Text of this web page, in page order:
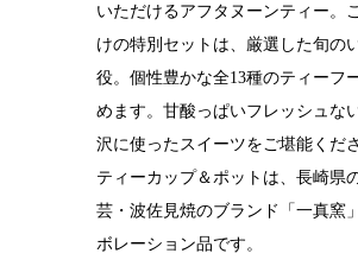
ケア
会社概要
SDGsへの取
錫リサイクル
いただけるアフタヌーンティー。
けの特別セットは、厳選した旬の
役。個性豊かな全13種のティーフ
めます。甘酸っぱいフレッシュな
沢に使ったスイーツをご堪能くださ
ティーカップ＆ポットは、長崎県
芸・波佐見焼のブランド「一真窯
ボレーション品です。